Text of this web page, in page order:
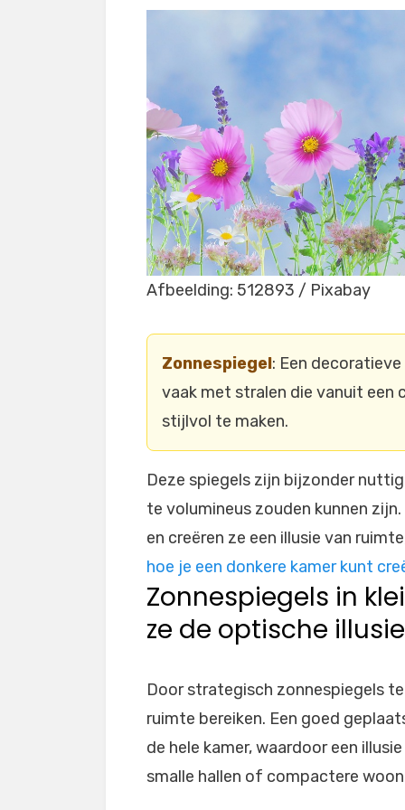
Afbeelding: 512893 / Pixabay
Zonnespiegel: Een
vaak met stralen die vanuit een
stijlvol te maken.
Deze spiegels zijn bijzonder
te volumineus zouden kunnen
en creëren ze een illusie van
hoe je een donkere kamer kunt
Zonnespiegels in
ze de optische illusie
Door strategisch zonnespiegels
ruimte bereiken. Een goed
de hele kamer, waardoor een
smalle hallen of compactere